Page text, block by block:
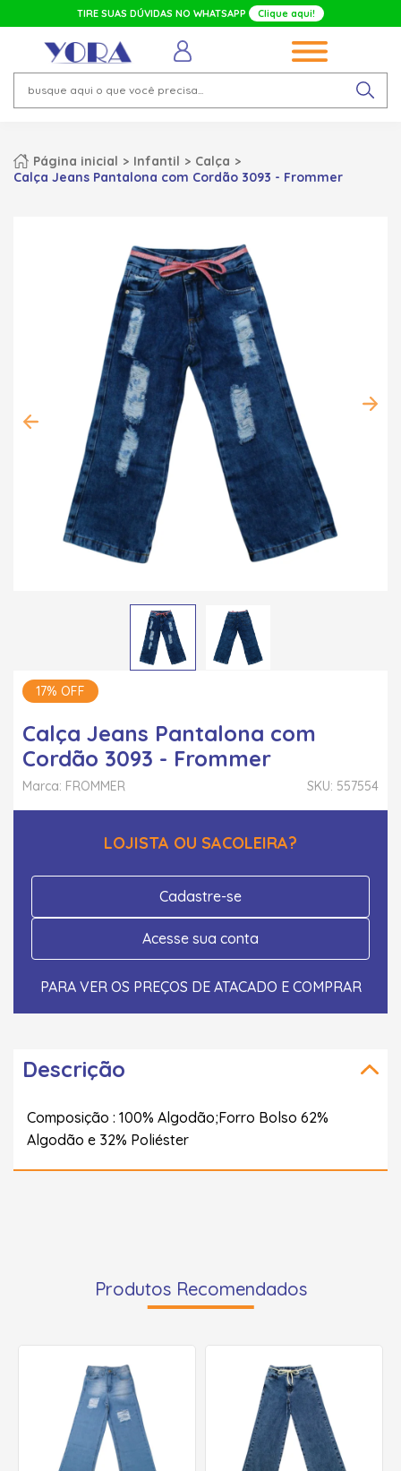
TIRE SUAS DÚVIDAS NO WHATSAPP Clique aqui!
Página inicial Infantil
Calça
Calça Jeans Pantalona com Cordão 3093 - Frommer
17% OFF
Calça Jeans Pantalona com
Cordão 3093 - Frommer
SKU: 557554
Marca: FROMMER
LOJISTA OU SACOLEIRA?
Cadastre-se
Acesse sua conta
PARA VER OS PREÇOS DE ATACADO E COMPRAR
Descrição
Composição : 100% Algodão;Forro Bolso 62%
Algodão e 32% Poliéster
Produtos Recomendados